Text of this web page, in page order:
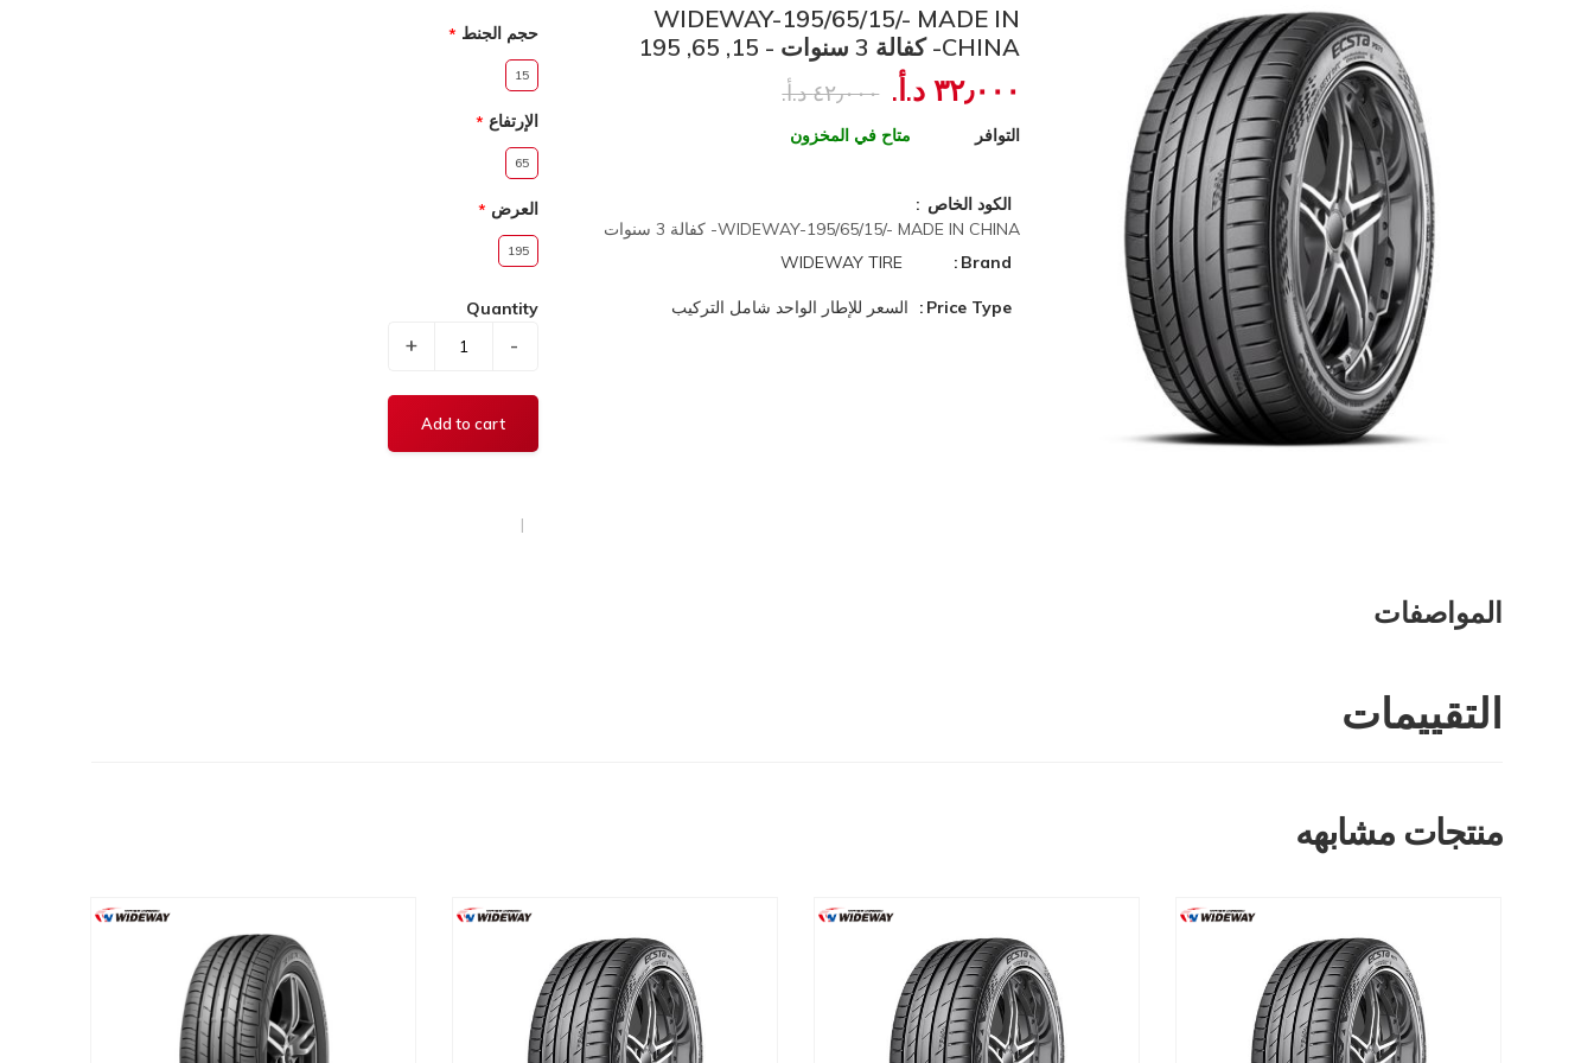
WIDEWAY-195/65/15/- MADE IN
CHINA- كفالة 3 سنوات - 15, 65, 195
٣٢٫٠٠٠ د.أ.‏ ٤٢٫٠٠٠ د.أ.‏
التوافر متاح في المخزون
الكود الخاص
WIDEWAY-195/65/15/- MADE IN CHINA- كفالة 3 سنوات
Brand
WIDEWAY TIRE
Price Type السعر للإطار الواحد شامل التركيب
حجم الجنط
15
الإرتفاع
65
العرض
195
Quantity
-
+
المواصفات
التقييمات
منتجات مشابهه